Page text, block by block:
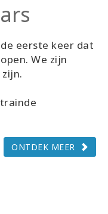
eerste keer dat
We zijn
ONTDEK MEER